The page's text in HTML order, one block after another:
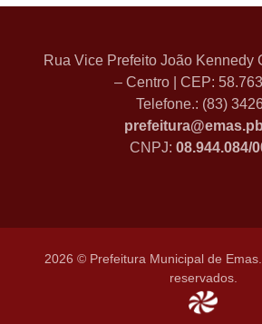
Rua Vice Prefeito João Kennedy
– Centro | CEP:
Telefone.: (83)
CNPJ: 08.944.084/
2026 © Prefeitura Municipal de
reservados.